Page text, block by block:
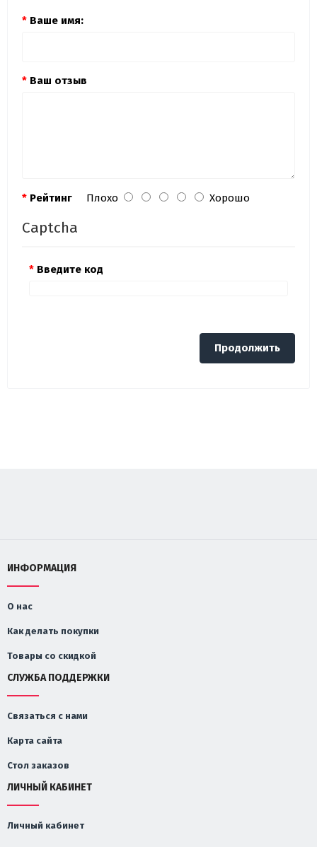
Ваше имя:
Ваш отзыв
Рейтинг Плохо Хорошо
Captcha
Введите код
Продолжить
ИНФОРМАЦИЯ
О нас
Как делать покупки
Товары со скидкой
СЛУЖБА ПОДДЕРЖКИ
Связаться с нами
Карта сайта
Стол заказов
ЛИЧНЫЙ КАБИНЕТ
Личный кабинет